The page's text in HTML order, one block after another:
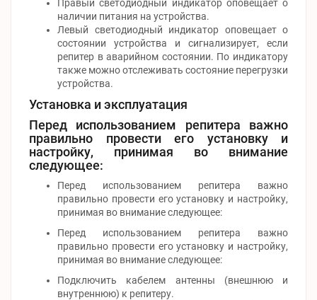
Правый светодиодный индикатор оповещает о
наличии питания на устройства.
Левый светодиодный индикатор оповещает о
состоянии устройства и сигнализирует, если
репитер в аварийном состоянии. По индикатору
также можно отслеживать состояние перегрузки
устройства.
Установка и эксплуатация
Перед использованием репитера важно
правильно провести его установку и
настройку, принимая во внимание
следующее:
Перед использованием репитера важно
правильно провести его установку и настройку,
принимая во внимание следующее:
Перед использованием репитера важно
правильно провести его установку и настройку,
принимая во внимание следующее:
Подключить кабелем антенны (внешнюю и
внутреннюю) к репитеру.